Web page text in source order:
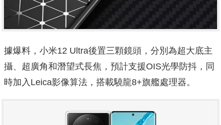
據爆料，小米12 Ultra後置三顆鏡頭，分別為超大底主
攝、超廣角和潛望式長焦，預計支援OIS光學防抖，同
時加入Leica影像算法，搭載驍龍8+旗艦處理器。